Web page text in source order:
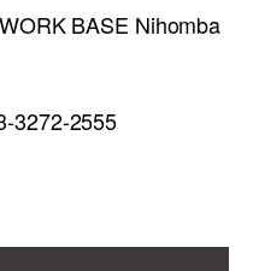
BASE Nihomba
3272-2555